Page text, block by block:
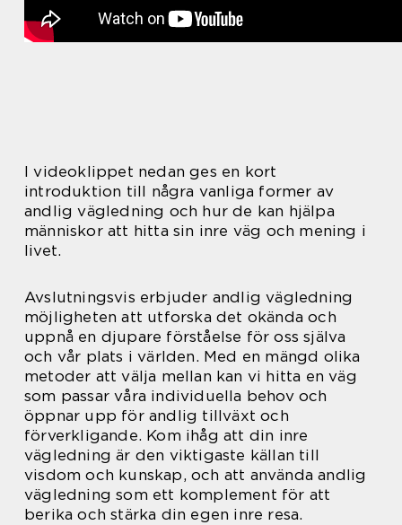
I videoklippet nedan ges en kort
introduktion till några vanliga former av
andlig vägledning och hur de kan hjälpa
människor att hitta sin inre väg och mening i
livet.
Avslutningsvis erbjuder andlig vägledning
möjligheten att utforska det okända och
uppnå en djupare förståelse för oss själva
och vår plats i världen. Med en mängd olika
metoder att välja mellan kan vi hitta en väg
som passar våra individuella behov och
öppnar upp för andlig tillväxt och
förverkligande. Kom ihåg att din inre
vägledning är den viktigaste källan till
visdom och kunskap, och att använda andlig
vägledning som ett komplement för att
berika och stärka din egen inre resa.